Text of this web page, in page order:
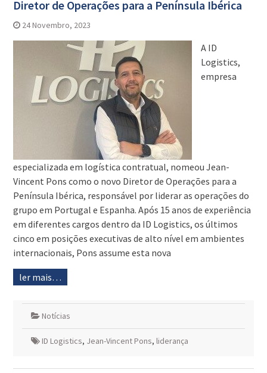
Diretor de Operações para a Península Ibérica
24 Novembro, 2023
A ID
Logistics,
empresa
especializada em logística contratual, nomeou Jean-
Vincent Pons como o novo Diretor de Operações para a
Península Ibérica, responsável por liderar as operações do
grupo em Portugal e Espanha. Após 15 anos de experiência
em diferentes cargos dentro da ID Logistics, os últimos
cinco em posições executivas de alto nível em ambientes
internacionais, Pons assume esta nova
ler mais…
Notícias
ID Logistics, Jean-Vincent Pons, liderança